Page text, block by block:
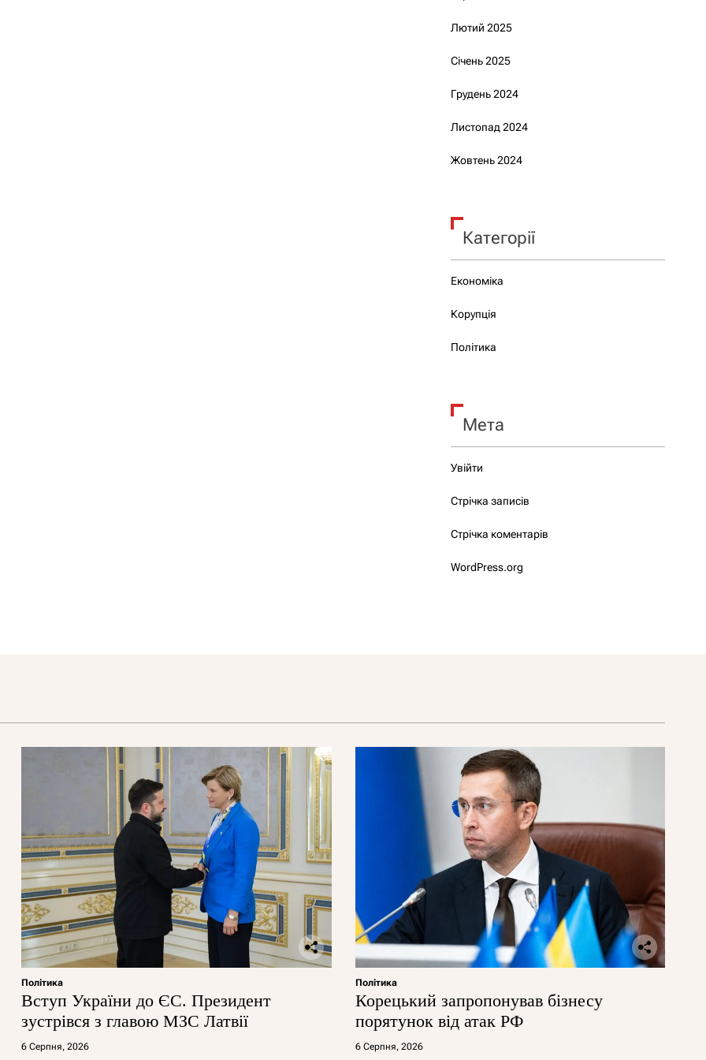
Лютий 2025
Січень 2025
Грудень 2024
Листопад 2024
Жовтень 2024
Категорії
Економіка
Корупція
Політика
Мета
Увійти
Стрічка записів
Стрічка коментарів
WordPress.org
Політика
Вступ України до ЄС. Президент
зустрівся з главою МЗС Латвії
6 Серпня, 2026
Політика
Корецький запропонував бізнесу
порятунок від атак РФ
6 Серпня, 2026